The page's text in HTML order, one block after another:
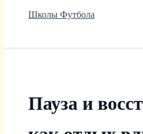
Школы Футбола
Пауза и